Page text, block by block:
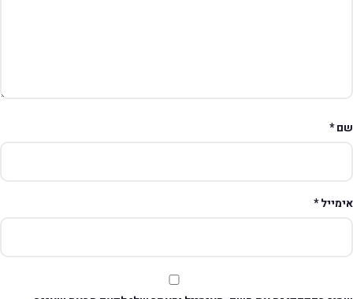
*
*